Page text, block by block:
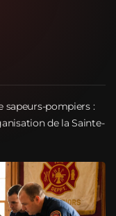
sapeurs-pompiers :
de la Sainte-